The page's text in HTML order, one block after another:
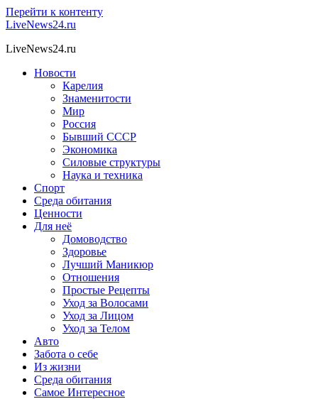
Перейти к контенту
LiveNews24.ru
LiveNews24.ru
Новости
Карелия
Знаменитости
Мир
Россия
Бывший СССР
Экономика
Силовые структуры
Наука и техника
Спорт
Среда обитания
Ценности
Для неё
Домоводство
Здоровье
Лучший Маникюр
Отношения
Простые Рецепты
Уход за Волосами
Уход за Лицом
Уход за Телом
Авто
Забота о себе
Из жизни
Среда обитания
Самое Интересное